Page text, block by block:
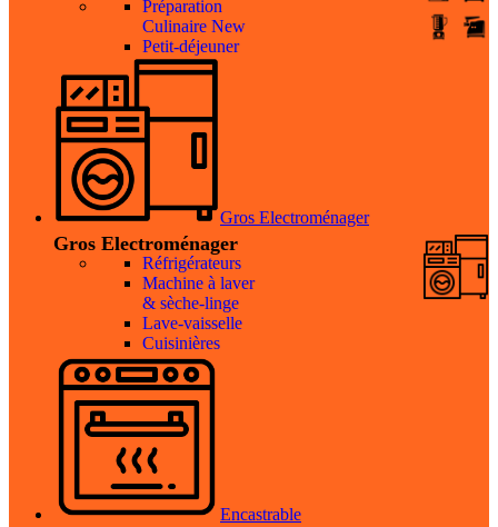
Préparation
Culinaire New
Petit-déjeuner
Gros Electroménager
Gros Electroménager
Réfrigérateurs
Machine à laver
& sèche-linge
Lave-vaisselle
Cuisinières
Encastrable